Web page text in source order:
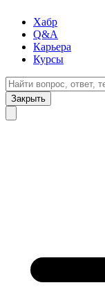
Хабр
Q&A
Карьера
Курсы
Закрыть